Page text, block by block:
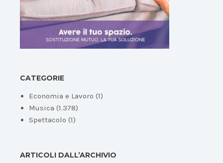
CATEGORIE
Economia e Lavoro (1)
Musica (1.378)
Spettacolo (1)
ARTICOLI DALL’ARCHIVIO